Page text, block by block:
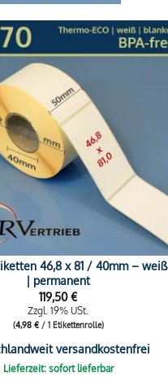
46,8 x 81 / 40mm – weiß
| permanent
119,50€
Zzgl. 19% USt.
(4,98 €/ 1 Etikettenrolle)
versandkostenfrei
Lieferzeit: sofort lieferbar